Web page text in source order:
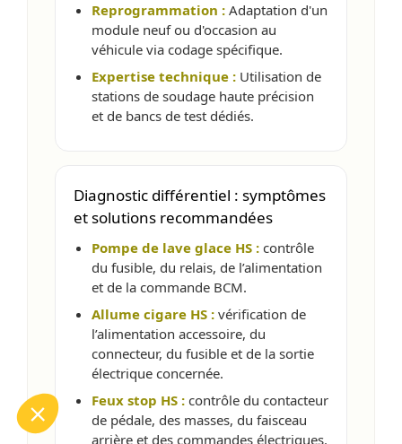
Reprogrammation : Adaptation d'un
module neuf ou d'occasion au
véhicule via codage spécifique.
Expertise technique : Utilisation de
stations de soudage haute précision
et de bancs de test dédiés.
Diagnostic différentiel : symptômes
et solutions recommandées
Pompe de lave glace HS : contrôle
du fusible, du relais, de l’alimentation
et de la commande BCM.
Allume cigare HS : vérification de
l’alimentation accessoire, du
connecteur, du fusible et de la sortie
électrique concernée.
Feux stop HS : contrôle du contacteur
de pédale, des masses, du faisceau
arrière et des commandes électriques.